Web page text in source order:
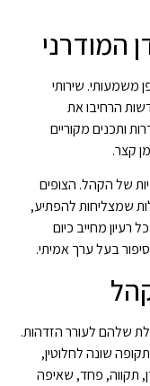
המודרני
משמעותי. שירותי
הרחיבו את
ותכנים מקוריים
קצר.
של הקהל. הצופים
שמצליחות להפתיע,
מחייב כיום
בעל ערך אמיתי.
שלהם לעורר הזדהות.
שונה לחלוטין,
תקווה, פחד, שאיפה